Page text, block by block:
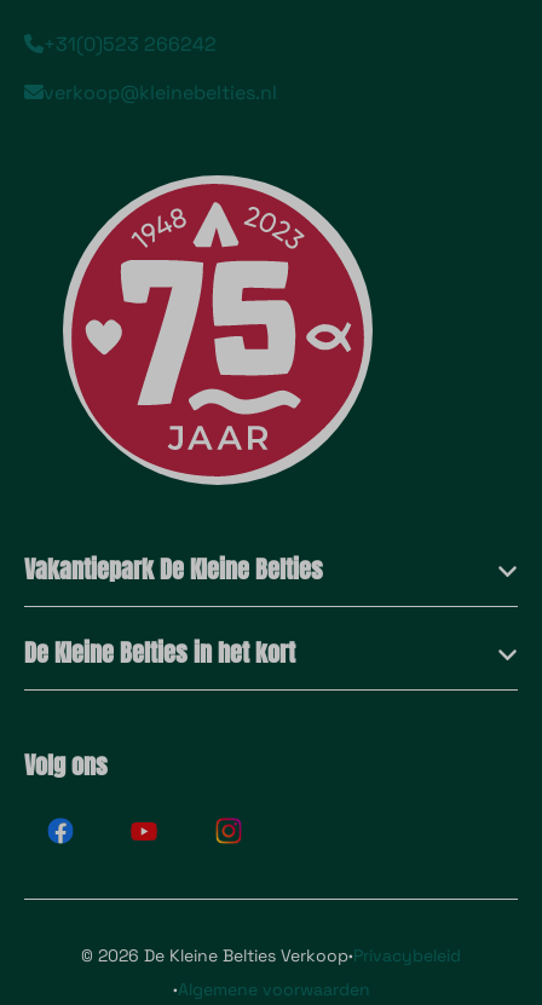
+31(0)523 266242
verkoop@kleinebelties.nl
Vakantiepark De Kleine Belties
De Kleine Belties in het kort
Volg ons
© 2026 De Kleine Belties Verkoop·Privacybeleid
·Algemene voorwaarden